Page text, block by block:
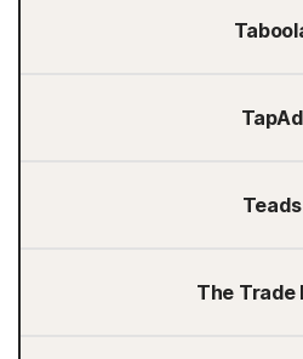
TapAd
Teads
The Trade